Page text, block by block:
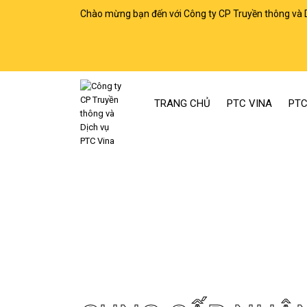
Chào mừng bạn đến với Công ty CP Truyền thông và
TRANG CHỦ PTC VINA